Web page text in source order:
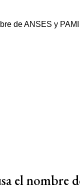
el nombre